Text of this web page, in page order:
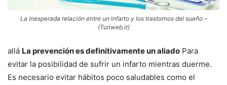
La inesperada relación entre un infarto y los trastornos del sueño –
(Turiweb.it)
allá La prevención es definitivamente un aliado Para
evitar la posibilidad de sufrir un infarto mientras duerme.
Es necesario evitar hábitos poco saludables como el